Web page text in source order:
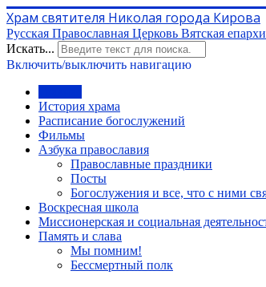
Храм святителя Николая города Кирова
Русская Православная Церковь Вятская
Искать...
Включить/выключить навигацию
История храма
Расписание богослужений
Фильмы
Азбука православия
Православные праздники
Посты
Богослужения и все, что с ними
Воскресная школа
Миссионерская и социальная
Память и слава
Мы помним!
Бессмертный полк